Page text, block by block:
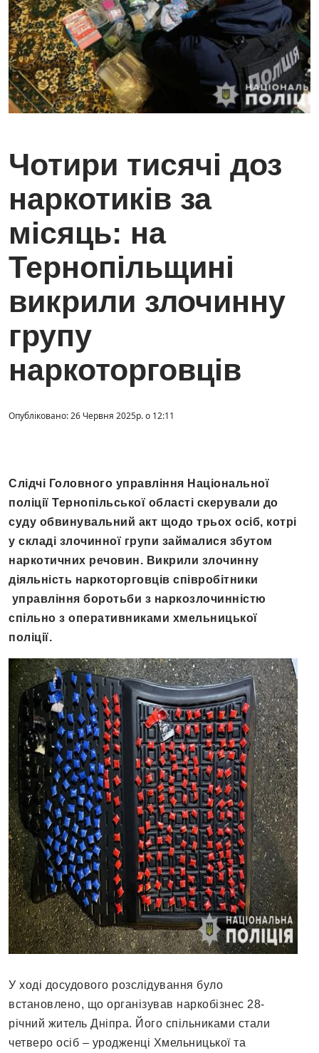
Чотири тисячі доз
наркотиків за
місяць: на
Тернопільщині
викрили злочинну
групу
наркоторговців
Опубліковано: 26 Червня 2025р. о 12:11
Слідчі Головного управління Національної
поліції Тернопільської області скерували до
суду обвинувальний акт щодо трьох осіб, котрі
у складі злочинної групи займалися збутом
наркотичних речовин. Викрили злочинну
діяльність наркоторговців співробітники
управління боротьби з наркозлочинністю
спільно з оперативниками хмельницької
поліції.
У ході досудового розслідування було
встановлено, що організував наркобізнес 28-
річний житель Дніпра. Його спільниками стали
четверо осіб – уродженці Хмельницької та